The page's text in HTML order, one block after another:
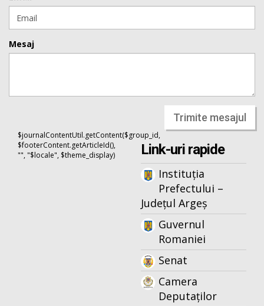
Mesaj
Trimite mesajul
$journalContentUtil.getContent($group_id,
$footerContent.getArticleId(),
"", "$locale", $theme_display)
Link-uri rapide
Instituția
Prefectului –
Județul Argeș
Guvernul
Romaniei
Senat
Camera
Deputaților